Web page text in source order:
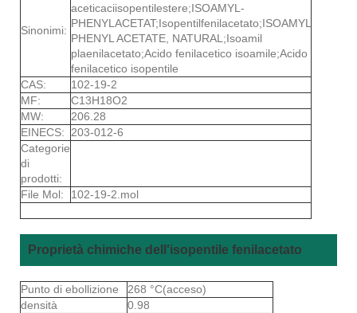
Sinonimi:
aceticaciisopentilestere;ISOAMYL-
PHENYLACETAT;Isopentilfenilacetato;ISOAMYL
PHENYL ACETATE, NATURAL;Isoamil
plaenilacetato;Acido fenilacetico isoamile;Acido
fenilacetico isopentile
CAS:
102-19-2
MF:
C13H18O2
MW:
206.28
EINECS:
203-012-6
Categorie
di
prodotti:
File Mol:
102-19-2.mol
Proprietà chimiche dell'isopentile fenilacetato
Punto di ebollizione
268 °C(acceso)
densità
0.98